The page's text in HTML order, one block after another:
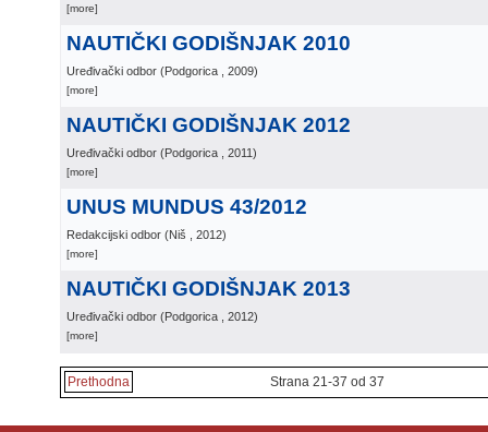
[more]
NAUTIČKI GODIŠNJAK 2010
Uređivački odbor (Podgorica , 2009)
[more]
NAUTIČKI GODIŠNJAK 2012
Uređivački odbor (Podgorica , 2011)
[more]
UNUS MUNDUS 43/2012
Redakcijski odbor (Niš , 2012)
[more]
NAUTIČKI GODIŠNJAK 2013
Uređivački odbor (Podgorica , 2012)
[more]
Prethodna Strana 21-37 od 37